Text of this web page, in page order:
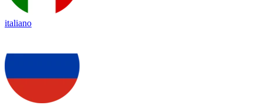
italiano